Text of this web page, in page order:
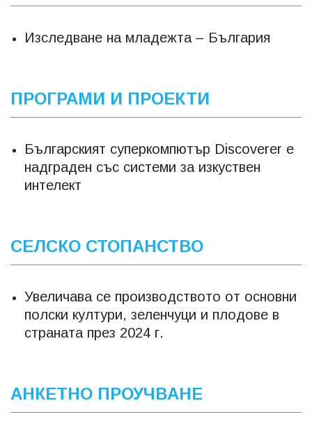
Изследване на младежта – България
ПРОГРАМИ И ПРОЕКТИ
Българският суперкомпютър Discoverer е
надграден със системи за изкуствен
интелект
СЕЛСКО СТОПАНСТВО
Увеличава се производството от основни
полски култури, зеленчуци и плодове в
страната през 2024 г.
АНКЕТНО ПРОУЧВАНЕ